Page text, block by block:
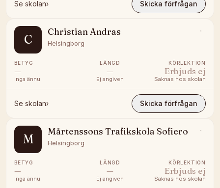
Se skolan› Skicka förfrågan
C
Christian Andras
Helsingborg
BETYG
—
Inga ännu
LÄNGD
—
Ej angiven
KÖRLEKTION
Erbjuds ej
Saknas hos skolan
Se skolan› Skicka förfrågan
M
Mårtenssons Trafikskola Sofiero
Helsingborg
BETYG
—
Inga ännu
LÄNGD
—
Ej angiven
KÖRLEKTION
Erbjuds ej
Saknas hos skolan